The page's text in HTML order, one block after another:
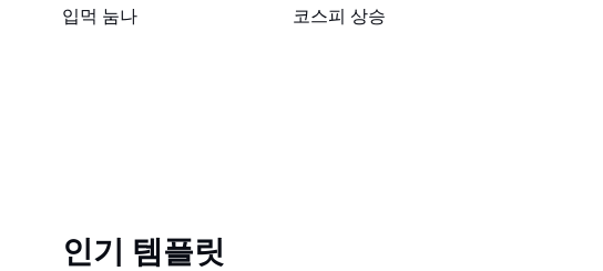
6
입먹 눔나 0
코스피 상승
인기 템플릿